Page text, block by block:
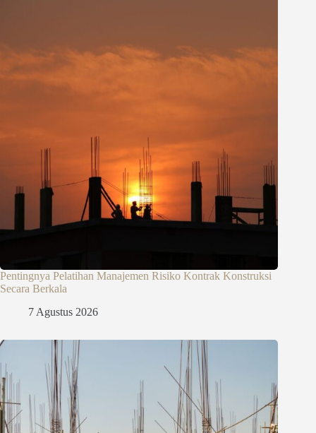
Pentingnya Pelatihan Manajemen Risiko Kontrak Konstruksi
Secara Berkala
7 Agustus 2026